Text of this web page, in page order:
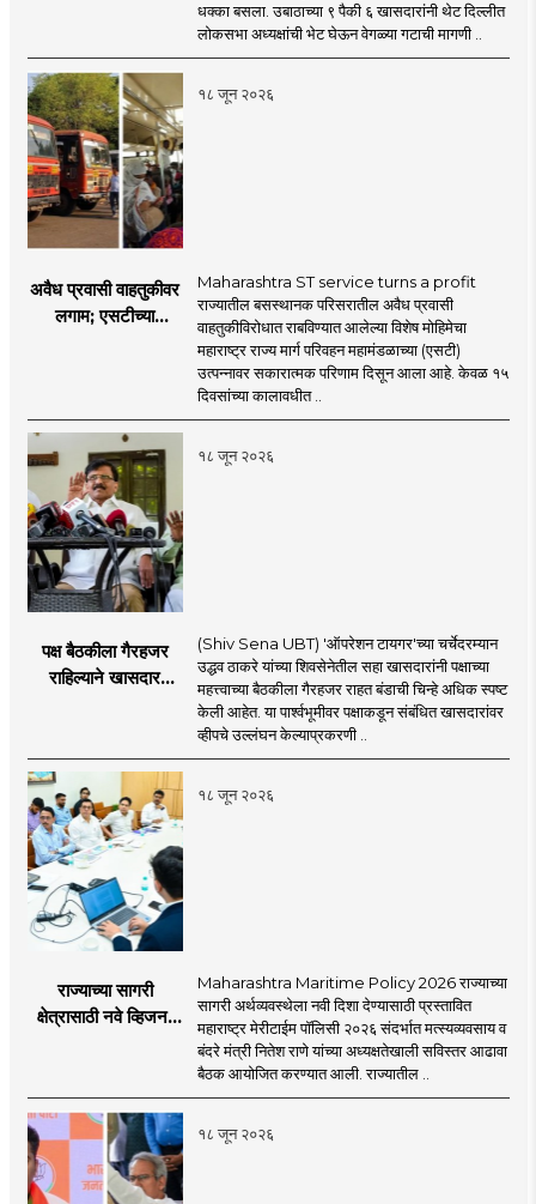
नेमका कुठे चुकला?
धक्का बसला. उबाठाच्या ९ पैकी ६ खासदारांनी थेट दिल्लीत
लोकसभा अध्यक्षांची भेट घेऊन वेगळ्या गटाची मागणी ..
१८ जून २०२६
अवैध प्रवासी वाहतुकीवर
लगाम; एसटीच्या
Maharashtra ST service turns a profit
राज्यातील बसस्थानक परिसरातील अवैध प्रवासी
वाहतुकीविरोधात राबविण्यात आलेल्या विशेष मोहिमेचा
महाराष्ट्र राज्य मार्ग परिवहन महामंडळाच्या (एसटी)
उत्पन्नावर सकारात्मक परिणाम दिसून आला आहे. केवळ १५
दिवसांच्या कालावधीत ..
१८ जून २०२६
पक्ष बैठकीला गैरहजर
राहिल्याने खासदार
काय सांगतो?
(Shiv Sena UBT) 'ऑपरेशन टायगर'च्या चर्चेदरम्यान
उद्धव ठाकरे यांच्या शिवसेनेतील सहा खासदारांनी पक्षाच्या
महत्त्वाच्या बैठकीला गैरहजर राहत बंडाची चिन्हे अधिक स्पष्ट
केली आहेत. या पार्श्वभूमीवर पक्षाकडून संबंधित खासदारांवर
व्हीपचे उल्लंघन केल्याप्रकरणी ..
१८ जून २०२६
राज्याच्या सागरी
क्षेत्रासाठी नवे व्हिजन;
प्रस्ताव
Maharashtra Maritime Policy 2026 राज्याच्या
सागरी अर्थव्यवस्थेला नवी दिशा देण्यासाठी प्रस्तावित
महाराष्ट्र मेरीटाईम पॉलिसी २०२६ संदर्भात मत्स्यव्यवसाय व
बंदरे मंत्री नितेश राणे यांच्या अध्यक्षतेखाली सविस्तर आढावा
बैठक आयोजित करण्यात आली. राज्यातील ..
१८ जून २०२६